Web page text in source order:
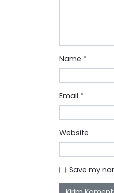
Name *
Email *
Website
Save my